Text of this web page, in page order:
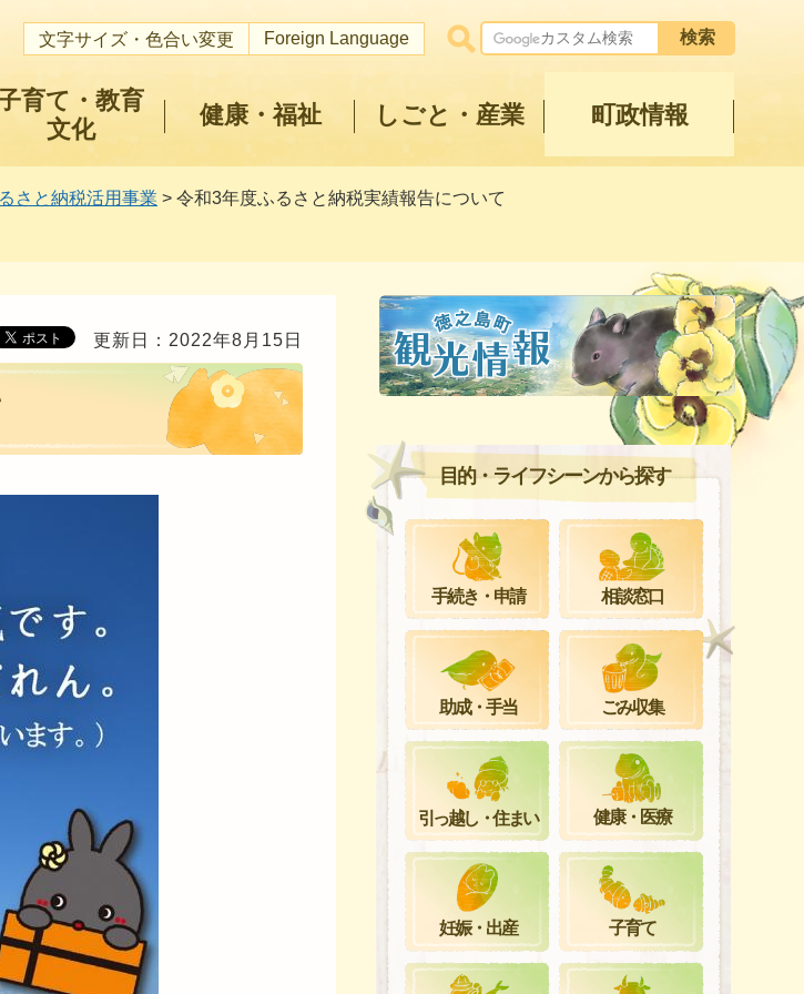
文字サイズ・色合い変更 Foreign Language
育て・教育
文化
健康・福祉 しごと・産業 町政情報
さと納税活用事業 > 令和3年度ふるさと納税実績報告について
更新日：2022年8月15日
目的・ライフシーンから探す
手続き・申請 相談窓口
助成・手当 ごみ収集
引っ越し・住まい 健康・医療
妊娠・出産 子育て